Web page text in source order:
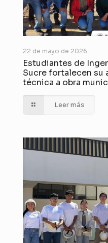
22 de mayo de 2026
Estudiantes de
Sucre fortalecen su
técnica a obra
Leer más